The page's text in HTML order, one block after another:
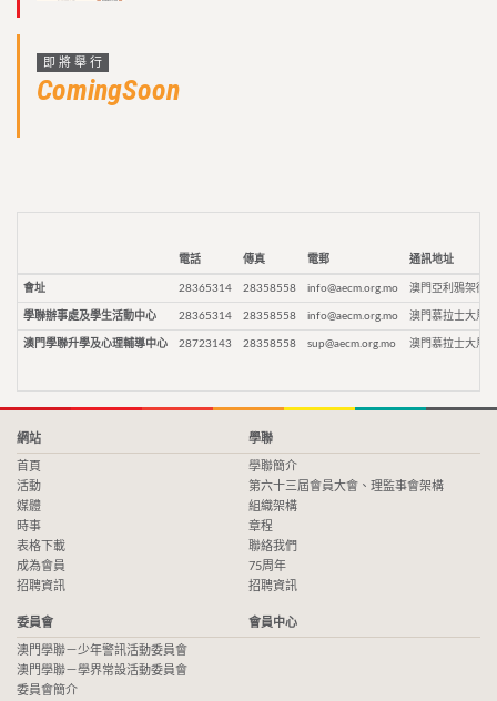
即將舉行
ComingSoon
電話 傳真 電郵 通訊地址
會址 28365314 28358558 info@aecm.org.mo 澳門亞利鴉架街9
學聯辦事處及學生活動中心 28365314 28358558 info@aecm.org.mo 澳門慕拉士大馬
澳門學聯升學及心理輔導中心 28723143 28358558 sup@aecm.org.mo 澳門慕拉士大馬
網站
首頁
活動
媒體
時事
表格下載
成為會員
招聘資訊
學聯
學聯簡介
第六十三屆會員大會、理監事會架構
組織架構
章程
聯絡我們
75周年
招聘資訊
委員會
澳門學聯－少年警訊活動委員會
澳門學聯－學界常設活動委員會
委員會簡介
會員中心